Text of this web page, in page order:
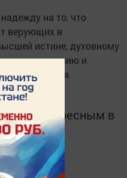
на то, что
верующих в
истине, духовному
и
благополучия.
и интересным в
в